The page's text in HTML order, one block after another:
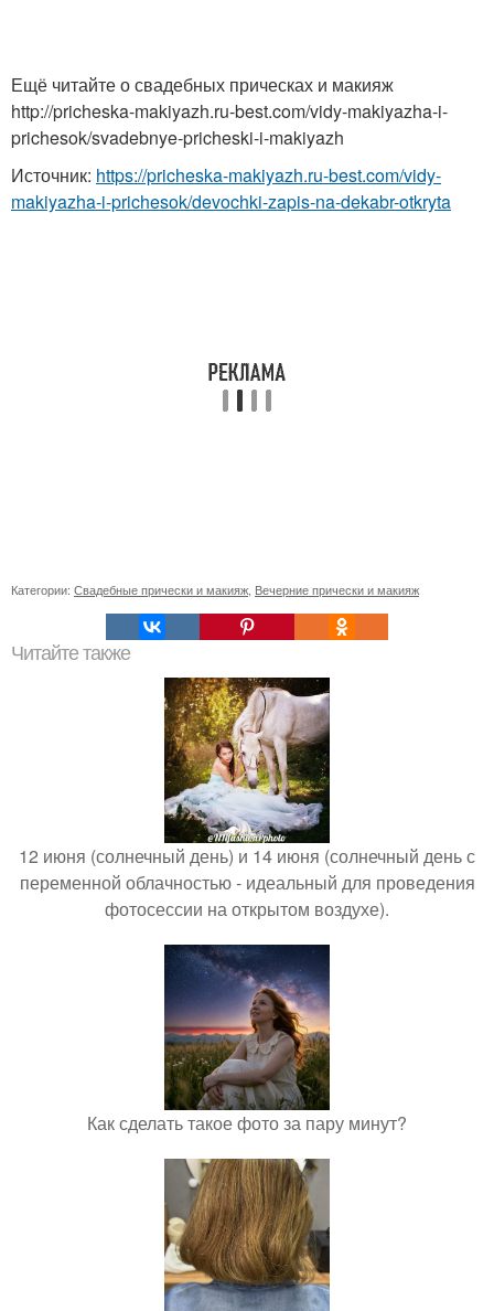
Ещё читайте о свадебных прическах и макияж
http://pricheska-makiyazh.ru-best.com/vidy-makiyazha-i-
prichesok/svadebnye-pricheski-i-makiyazh
Источник: https://pricheska-makiyazh.ru-best.com/vidy-
makiyazha-i-prichesok/devochki-zapis-na-dekabr-otkryta
Категории: Свадебные прически и макияж, Вечерние прически и макияж
Читайте также
12 июня (солнечный день) и 14 июня (солнечный день с
переменной облачностью - идеальный для проведения
фотосессии на открытом воздухе).
Как сделать такое фото за пару минут?